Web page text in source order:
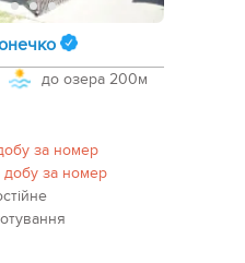
до озера 200м
за номер
добу за номер